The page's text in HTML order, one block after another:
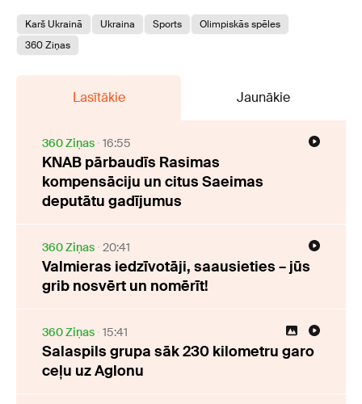
Karš Ukrainā Ukraina Sports
Olimpiskās spēles
360 Ziņas
Lasītākie Jaunākie
360 Ziņas 16:55
KNAB pārbaudīs Rasimas
kompensāciju un citus Saeimas
deputātu gadījumus
360 Ziņas 20:41
Valmieras iedzīvotāji, saausieties – jūs
grib nosvērt un nomērīt!
360 Ziņas 15:41
Salaspils grupa sāk 230 kilometru garo
ceļu uz Aglonu